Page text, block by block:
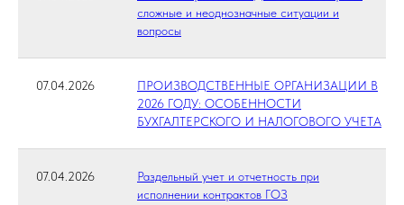
сложные и неоднозначные ситуации и
вопросы
07.04.2026
ПРОИЗВОДСТВЕННЫЕ ОРГАНИЗАЦИИ В
2026 ГОДУ: ОСОБЕННОСТИ
БУХГАЛТЕРСКОГО И НАЛОГОВОГО УЧЕТА
07.04.2026
Раздельный учет и отчетность при
исполнении контрактов ГОЗ